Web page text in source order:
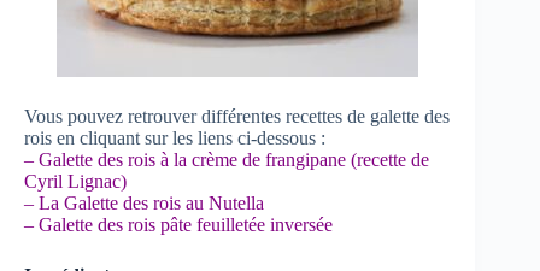
Vous pouvez retrouver différentes recettes de galette des
rois en cliquant sur les liens ci-dessous :
– Galette des rois à la crème de frangipane (recette de
Cyril Lignac)
– La Galette des rois au Nutella
– Galette des rois pâte feuilletée inversée